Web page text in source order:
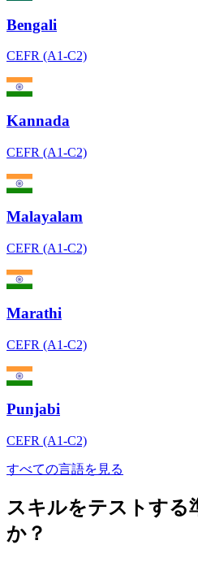
Bengali
CEFR (A1-C2)
Kannada
CEFR (A1-C2)
Malayalam
CEFR (A1-C2)
Marathi
CEFR (A1-C2)
Punjabi
CEFR (A1-C2)
すべての言語を見る
スキルをテストする
か？